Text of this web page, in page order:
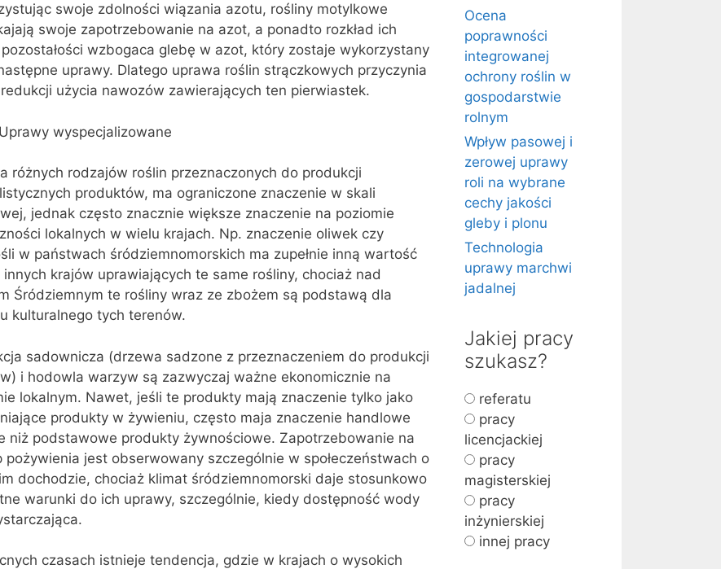
swoje zdolności wiązania azotu, rośliny motylkowe
swoje zapotrzebowanie na azot, a ponadto rozkład ich
wzbogaca glebę w azot, który zostaje wykorzystany
uprawy. Dlatego uprawa roślin strączkowych przyczynia
użycia nawozów zawierających ten pierwiastek.
Uprawy wyspecjalizowane
różnych rodzajów roślin przeznaczonych do produkcji
produktów, ma ograniczone znaczenie w skali
jednak często znacznie większe znaczenie na poziomie
lokalnych w wielu krajach. Np. znaczenie oliwek czy
w państwach śródziemnomorskich ma zupełnie inną wartość
innych krajów uprawiających te same rośliny, chociaż nad
Śródziemnym te rośliny wraz ze zbożem są podstawą dla
kulturalnego tych terenów.
sadownicza (drzewa sadzone z przeznaczeniem do produkcji
i hodowla warzyw są zazwyczaj ważne ekonomicznie na
lokalnym. Nawet, jeśli te produkty mają znaczenie tylko jako
produkty w żywieniu, często maja znaczenie handlowe
niż podstawowe produkty żywnościowe. Zapotrzebowanie na
pożywienia jest obserwowany szczególnie w społeczeństwach o
dochodzie, chociaż klimat śródziemnomorski daje stosunkowo
warunki do ich uprawy, szczególnie, kiedy dostępność wody
czasach istnieje tendencja, gdzie w krajach o wysokich
Ocena
poprawności
integrowanej
ochrony roślin w
gospodarstwie
rolnym
Wpływ pasowej i
zerowej uprawy
roli na wybrane
cechy jakości
gleby i plonu
Technologia
uprawy marchwi
jadalnej
Jakiej pracy
szukasz?
referatu
pracy
licencjackiej
pracy
magisterskiej
pracy
inżynierskiej
innej pracy